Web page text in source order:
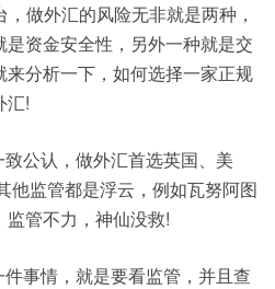
做外汇的风险无非就是两种，
资金安全性，另外一种就是交
分析一下，如何选择一家正规
汇!
公认，做外汇首选英国、美
他监管都是浮云，例如瓦努阿图
管不力，神仙没救!
事情，就是要看监管，并且查